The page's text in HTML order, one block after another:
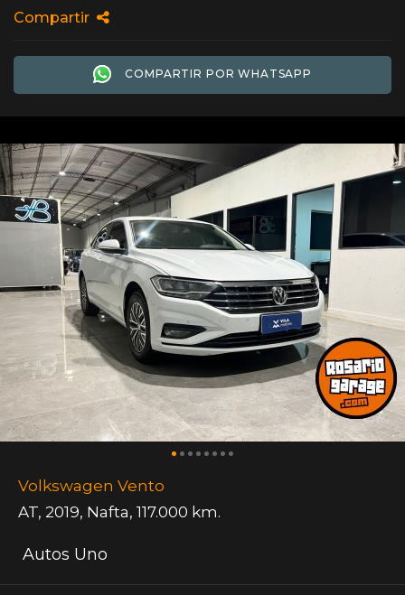
Compartir
COMPARTIR POR WHATSAPP
Volkswagen Vento
AT, 2019, Nafta, 117.000 km.
Autos Uno